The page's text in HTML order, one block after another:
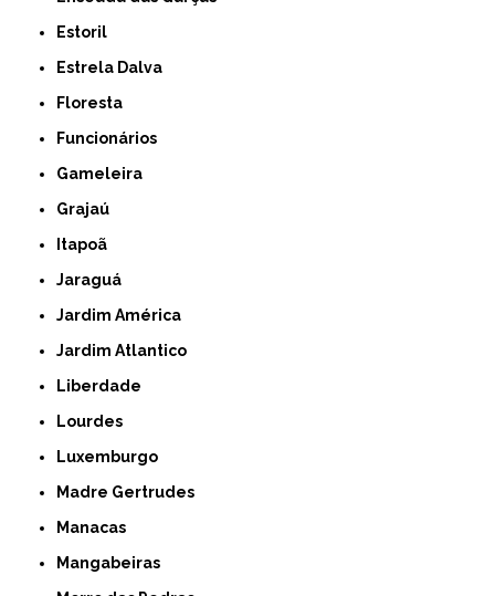
Estoril
Estrela Dalva
Floresta
Funcionários
Gameleira
Grajaú
Itapoã
Jaraguá
Jardim América
Jardim Atlantico
Liberdade
Lourdes
Luxemburgo
Madre Gertrudes
Manacas
Mangabeiras